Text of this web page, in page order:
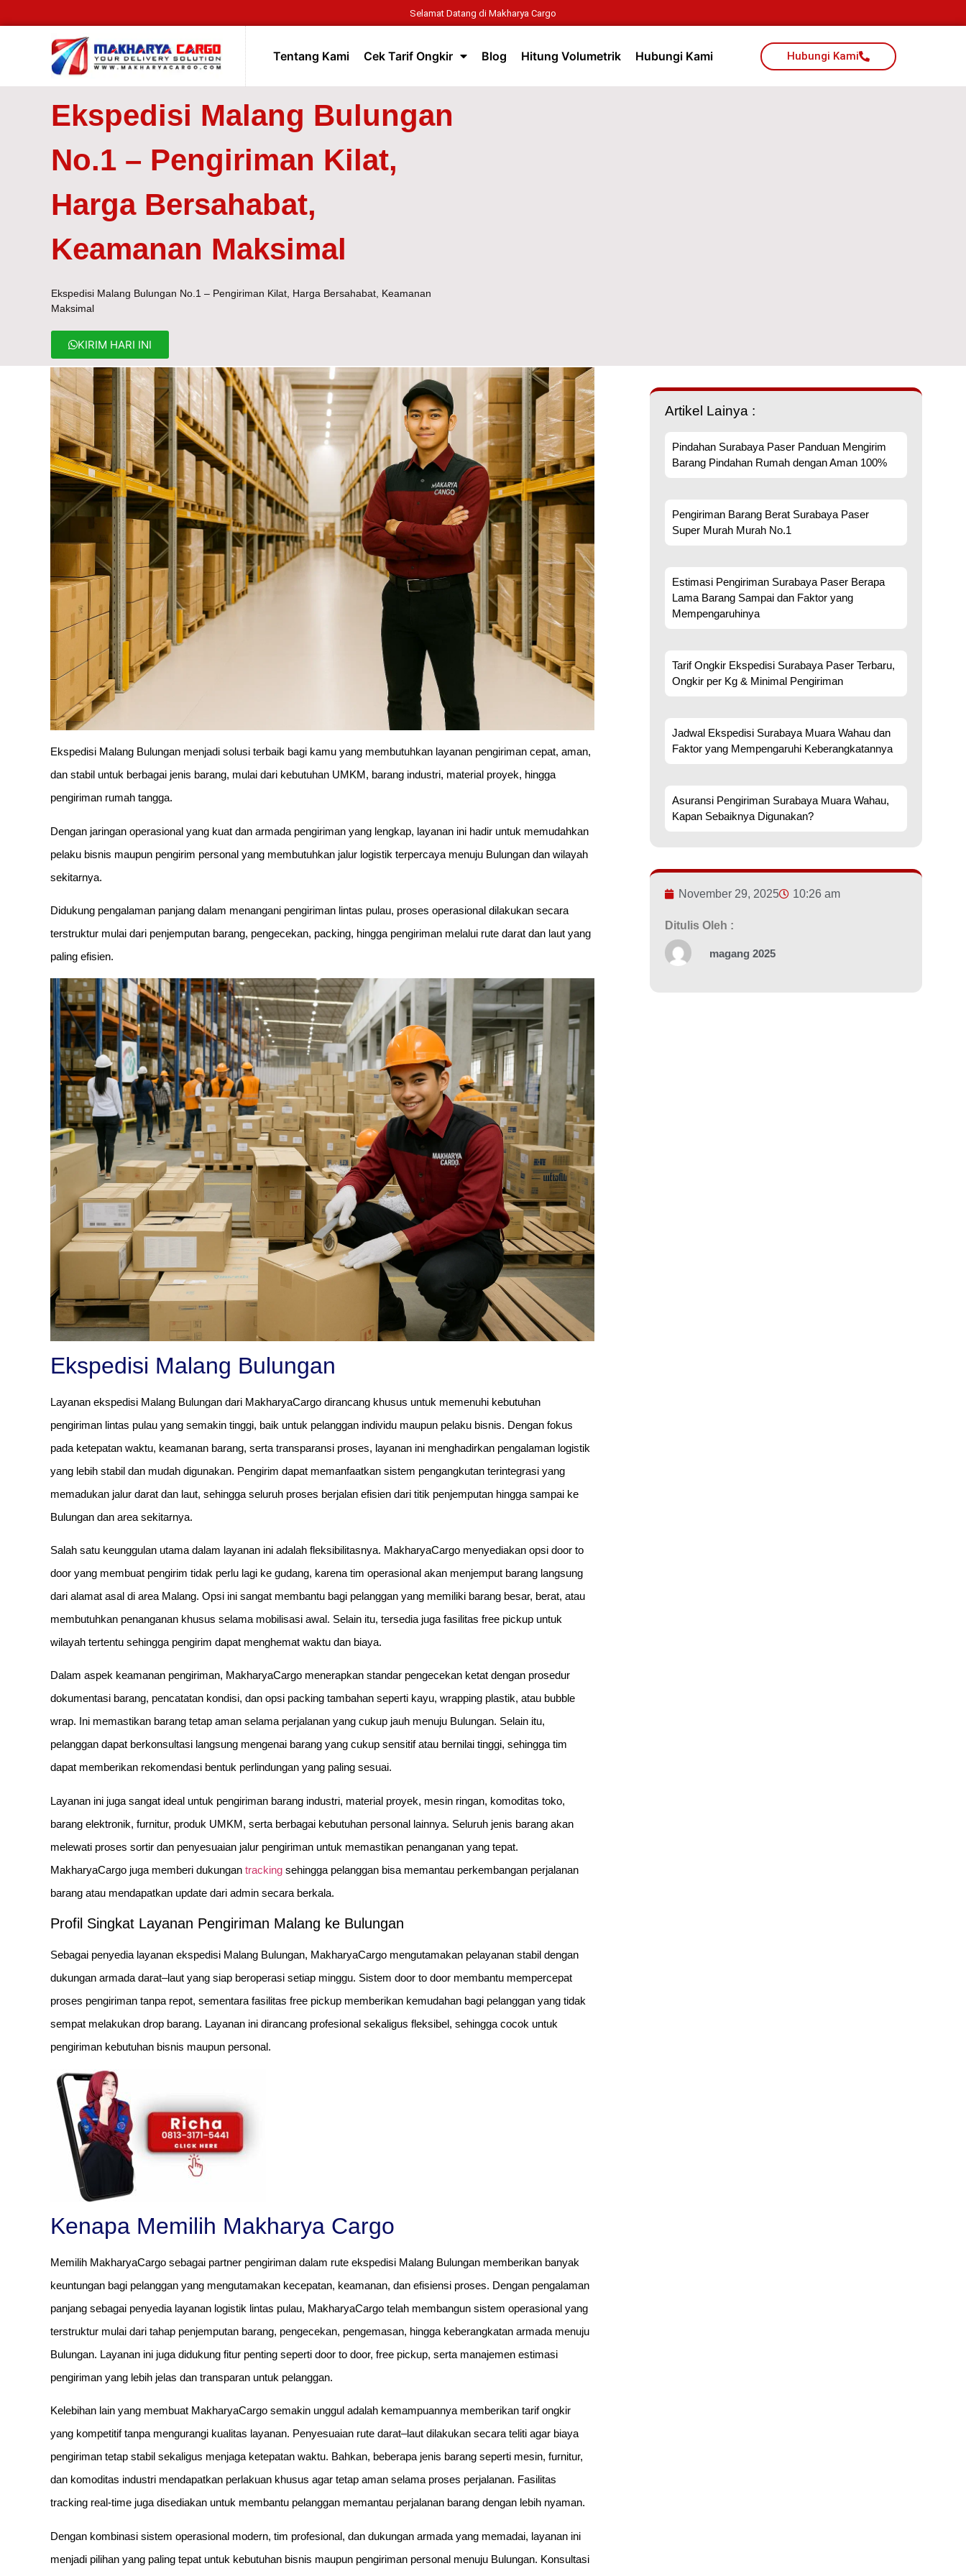
Selamat Datang di Makharya Cargo
Tentang Kami Cek Tarif Ongkir Blog Hitung Volumetrik Hubungi Kami Hubungi Kami
Ekspedisi Malang Bulungan
No.1 – Pengiriman Kilat,
Harga Bersahabat,
Keamanan Maksimal
Ekspedisi Malang Bulungan No.1 – Pengiriman Kilat, Harga Bersahabat, Keamanan
Maksimal
KIRIM HARI INI
Ekspedisi Malang Bulungan menjadi solusi terbaik bagi kamu yang membutuhkan layanan pengiriman cepat, aman,
dan stabil untuk berbagai jenis barang, mulai dari kebutuhan UMKM, barang industri, material proyek, hingga
pengiriman rumah tangga.
Dengan jaringan operasional yang kuat dan armada pengiriman yang lengkap, layanan ini hadir untuk memudahkan
pelaku bisnis maupun pengirim personal yang membutuhkan jalur logistik terpercaya menuju Bulungan dan wilayah
sekitarnya.
Didukung pengalaman panjang dalam menangani pengiriman lintas pulau, proses operasional dilakukan secara
terstruktur mulai dari penjemputan barang, pengecekan, packing, hingga pengiriman melalui rute darat dan laut yang
paling efisien.
Ekspedisi Malang Bulungan
Layanan ekspedisi Malang Bulungan dari MakharyaCargo dirancang khusus untuk memenuhi kebutuhan
pengiriman lintas pulau yang semakin tinggi, baik untuk pelanggan individu maupun pelaku bisnis. Dengan fokus
pada ketepatan waktu, keamanan barang, serta transparansi proses, layanan ini menghadirkan pengalaman logistik
yang lebih stabil dan mudah digunakan. Pengirim dapat memanfaatkan sistem pengangkutan terintegrasi yang
memadukan jalur darat dan laut, sehingga seluruh proses berjalan efisien dari titik penjemputan hingga sampai ke
Bulungan dan area sekitarnya.
Salah satu keunggulan utama dalam layanan ini adalah fleksibilitasnya. MakharyaCargo menyediakan opsi door to
door yang membuat pengirim tidak perlu lagi ke gudang, karena tim operasional akan menjemput barang langsung
dari alamat asal di area Malang. Opsi ini sangat membantu bagi pelanggan yang memiliki barang besar, berat, atau
membutuhkan penanganan khusus selama mobilisasi awal. Selain itu, tersedia juga fasilitas free pickup untuk
wilayah tertentu sehingga pengirim dapat menghemat waktu dan biaya.
Dalam aspek keamanan pengiriman, MakharyaCargo menerapkan standar pengecekan ketat dengan prosedur
dokumentasi barang, pencatatan kondisi, dan opsi packing tambahan seperti kayu, wrapping plastik, atau bubble
wrap. Ini memastikan barang tetap aman selama perjalanan yang cukup jauh menuju Bulungan. Selain itu,
pelanggan dapat berkonsultasi langsung mengenai barang yang cukup sensitif atau bernilai tinggi, sehingga tim
dapat memberikan rekomendasi bentuk perlindungan yang paling sesuai.
Layanan ini juga sangat ideal untuk pengiriman barang industri, material proyek, mesin ringan, komoditas toko,
barang elektronik, furnitur, produk UMKM, serta berbagai kebutuhan personal lainnya. Seluruh jenis barang akan
melewati proses sortir dan penyesuaian jalur pengiriman untuk memastikan penanganan yang tepat.
MakharyaCargo juga memberi dukungan tracking sehingga pelanggan bisa memantau perkembangan perjalanan
barang atau mendapatkan update dari admin secara berkala.
Profil Singkat Layanan Pengiriman Malang ke Bulungan
Sebagai penyedia layanan ekspedisi Malang Bulungan, MakharyaCargo mengutamakan pelayanan stabil dengan
dukungan armada darat–laut yang siap beroperasi setiap minggu. Sistem door to door membantu mempercepat
proses pengiriman tanpa repot, sementara fasilitas free pickup memberikan kemudahan bagi pelanggan yang tidak
sempat melakukan drop barang. Layanan ini dirancang profesional sekaligus fleksibel, sehingga cocok untuk
pengiriman kebutuhan bisnis maupun personal.
Kenapa Memilih Makharya Cargo
Memilih MakharyaCargo sebagai partner pengiriman dalam rute ekspedisi Malang Bulungan memberikan banyak
keuntungan bagi pelanggan yang mengutamakan kecepatan, keamanan, dan efisiensi proses. Dengan pengalaman
panjang sebagai penyedia layanan logistik lintas pulau, MakharyaCargo telah membangun sistem operasional yang
terstruktur mulai dari tahap penjemputan barang, pengecekan, pengemasan, hingga keberangkatan armada menuju
Bulungan. Layanan ini juga didukung fitur penting seperti door to door, free pickup, serta manajemen estimasi
pengiriman yang lebih jelas dan transparan untuk pelanggan.
Kelebihan lain yang membuat MakharyaCargo semakin unggul adalah kemampuannya memberikan tarif ongkir
yang kompetitif tanpa mengurangi kualitas layanan. Penyesuaian rute darat–laut dilakukan secara teliti agar biaya
pengiriman tetap stabil sekaligus menjaga ketepatan waktu. Bahkan, beberapa jenis barang seperti mesin, furnitur,
dan komoditas industri mendapatkan perlakuan khusus agar tetap aman selama proses perjalanan. Fasilitas
tracking real-time juga disediakan untuk membantu pelanggan memantau perjalanan barang dengan lebih nyaman.
Dengan kombinasi sistem operasional modern, tim profesional, dan dukungan armada yang memadai, layanan ini
menjadi pilihan yang paling tepat untuk kebutuhan bisnis maupun pengiriman personal menuju Bulungan. Konsultasi
Artikel Lainya :
Pindahan Surabaya Paser Panduan Mengirim
Barang Pindahan Rumah dengan Aman 100%
Pengiriman Barang Berat Surabaya Paser
Super Murah Murah No.1
Estimasi Pengiriman Surabaya Paser Berapa
Lama Barang Sampai dan Faktor yang
Mempengaruhinya
Tarif Ongkir Ekspedisi Surabaya Paser Terbaru,
Ongkir per Kg & Minimal Pengiriman
Jadwal Ekspedisi Surabaya Muara Wahau dan
Faktor yang Mempengaruhi Keberangkatannya
Asuransi Pengiriman Surabaya Muara Wahau,
Kapan Sebaiknya Digunakan?
November 29, 2025 10:26 am
Ditulis Oleh :
magang 2025